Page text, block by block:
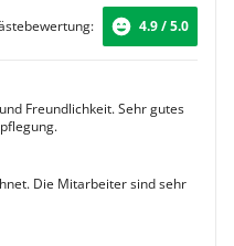
4.9 / 5.0
Freundlichkeit. Sehr gutes
Die Mitarbeiter sind sehr